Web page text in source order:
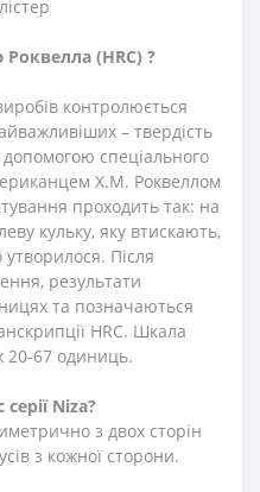
Роквелла (HRC) ?
контролюється
– твердість
допомогою спеціального
Х.М. Роквеллом
проходить так: на
кульку, яку втискають,
Після
результати
та позначаються
HRC. Шкала
20-67 одиниць.
Niza?
з двох сторін
з кожної сторони.